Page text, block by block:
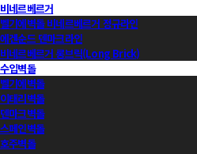
비네르베르거
벨기에벽돌 비네르베르거 정규라인
에겐순드 덴마크라인
비네르베르거 롱브릭(Long Brick)
수입벽돌
벨기에벽돌
이태리벽돌
덴마크벽돌
스페인벽돌
호주벽돌